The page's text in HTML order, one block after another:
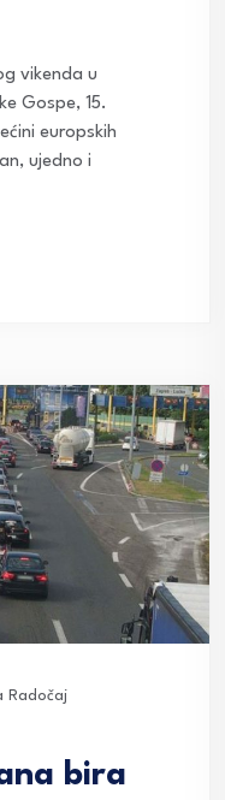
vikenda u
Gospe, 15.
europskih
ujedno i
Radočaj
bira